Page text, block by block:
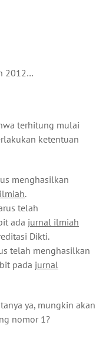
2012…
terhitung mulai
ketentuan
menghasilkan
.
telah
ada jurnal ilmiah
Dikti.
telah menghasilkan
pada jurnal
ya, mungkin akan
nomor 1?